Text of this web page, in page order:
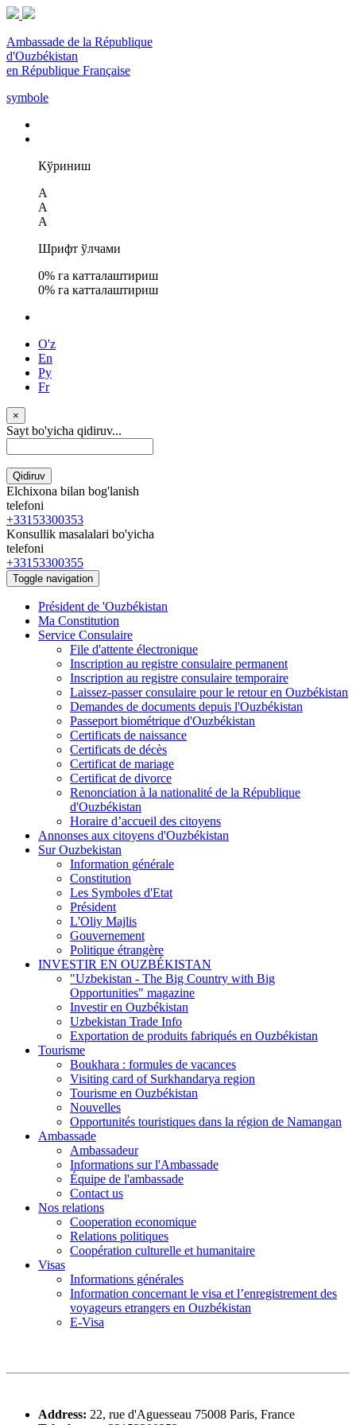
Ambassade de la République
d'Ouzbékistan
en République Française
symbole
Кўриниш
A
A
A
Шрифт ўлчами
0% га катталаштириш
0% га катталаштириш
O'z
En
Ру
Fr
×
Sayt bo'yicha qidiruv...
Qidiruv
Elchixona bilan bog'lanish
telefoni
+33153300353
Konsullik masalalari bo'yicha
telefoni
+33153300355
Toggle navigation
Président de 'Ouzbékistan
Ma Constitution
Service Consulaire
File d'attente électronique
Inscription au registre consulaire permanent
Inscription au registre consulaire temporaire
Laissez-passer consulaire pour le retour en Ouzbékistan
Demandes de documents depuis l'Ouzbékistan
Passeport biométrique d'Ouzbékistan
Certificats de naissance
Certificats de décès
Certificat de mariage
Certificat de divorce
Renonciation à la nationalité de la République
d'Ouzbékistan
Horaire d’accueil des citoyens
Annonses aux citoyens d'Ouzbékistan
Sur Ouzbekistan
Information générale
Constitution
Les Symboles d'Etat
Président
L'Oliy Majlis
Gouvernement
Politique étrangère
INVESTIR EN OUZBÉKISTAN
"Uzbekistan - The Big Country with Big
Opportunities" magazine
Investir en Ouzbékistan
Uzbekistan Trade Info
Exportation de produits fabriqués en Ouzbékistan
Tourisme
Boukhara : formules de vacances
Visiting card of Surkhandarya region
Tourisme en Ouzbékistan
Nouvelles
Opportunités touristiques dans la région de Namangan
Ambassade
Ambassadeur
Informations sur l'Ambassade
Équipe de l'ambassade
Contact us
Nos relations
Cooperation economique
Relations politiques
Coopération culturelle et humanitaire
Visas
Informations générales
Information concernant le visa et l’enregistrement des
voyageurs etrangers en Ouzbékistan
E-Visa
Address: 22, rue d'Aguesseau 75008 Paris, France